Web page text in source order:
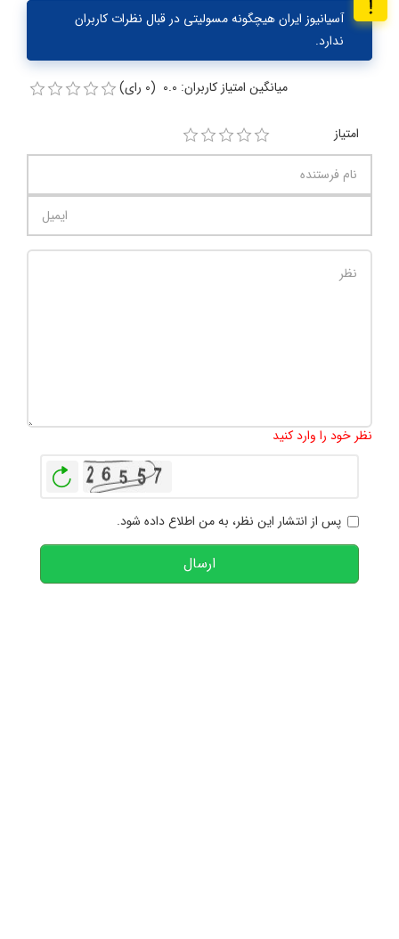
آسیانیوز ایران هیچگونه مسولیتی در قبال نظرات کاربران
ندارد.
میانگین امتیاز کاربران: 0.0 (0 رای)
امتیاز
نظر خود را وارد کنید
پس از انتشار این نظر، به من اطلاع داده شود.
ارسال